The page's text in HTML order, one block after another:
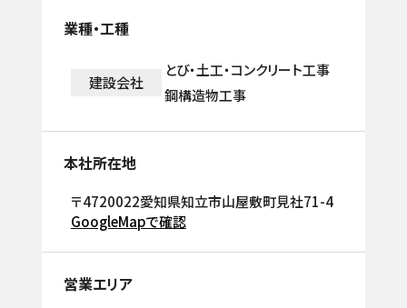
業種・工種
建設会社
とび・土工・コンクリート工事
鋼構造物工事
本社所在地
〒4720022愛知県知立市山屋敷町見社71-4
GoogleMapで確認
営業エリア